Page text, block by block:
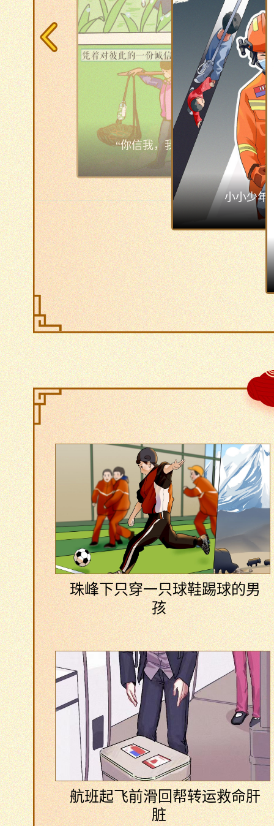
小小少年，未来可期
珠峰下只穿一只球鞋踢球的男
孩
航班起飞前滑回帮转运救命肝
脏